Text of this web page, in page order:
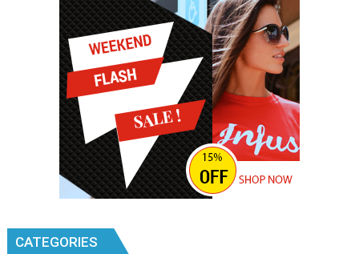
CATEGORIES